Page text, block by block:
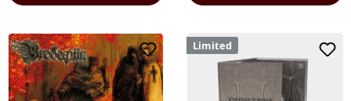
Limited